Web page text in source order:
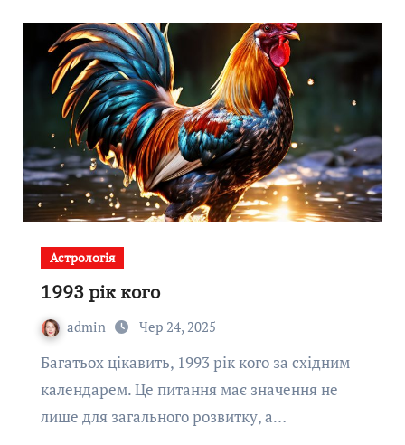
Астрологія
1993 рік кого
admin Чер 24, 2025
Багатьох цікавить, 1993 рік кого за східним
календарем. Це питання має значення не
лише для загального розвитку, а…